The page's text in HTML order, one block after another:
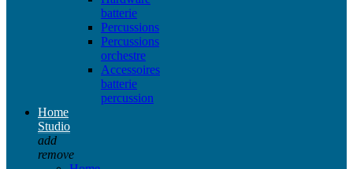
batterie
Percussions
Percussions
orchestre
Accessoires
batterie
percussion
Home
Studio
add
remove